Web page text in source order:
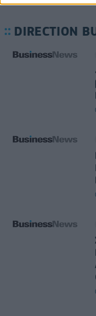
DIRECTION